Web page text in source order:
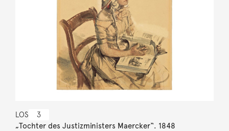
LOS 3
„Tochter des Justizministers Maercker“. 1848